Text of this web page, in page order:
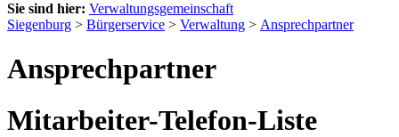
Sie sind hier: Verwaltungsgemeinschaft
Siegenburg > Bürgerservice > Verwaltung > Ansprechpartner
Ansprechpartner
Mitarbeiter-Telefon-Liste